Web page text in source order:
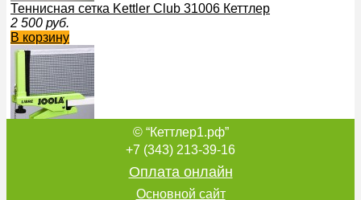
Теннисная сетка Kettler Club 31006 Кеттлер
2 500 руб.
В корзину
Всепогодная сетка для настольного тенниса Kettler
© “Кеттлер1.рф”
+7 (343) 213-39-16
Оплата онлайн
Основной сайт